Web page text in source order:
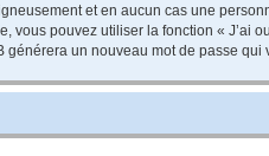
et en aucun cas une
pouvez utiliser la fonction « J’ai
un nouveau mot de passe qui